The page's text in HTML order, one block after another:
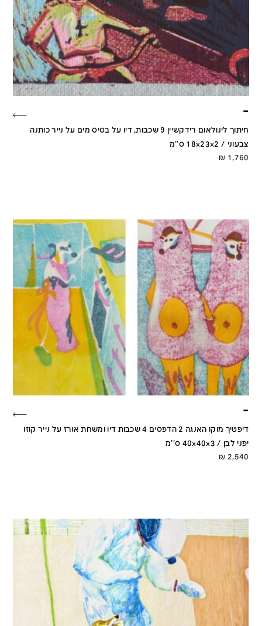
–
חיתוך לינולאום רידקשיין 9 שכבות, דיו על בסיס מים על נייר כותנה
צבעוני / 18x23x2 ס''מ
1,760
₪
–
דיפטיך מוקו האנגה 2 הדפסים 4 שכבות דיו ומשחת אורז על נייר קוזו
יפני לבן / 40x40x3 ס''מ
2,540
₪